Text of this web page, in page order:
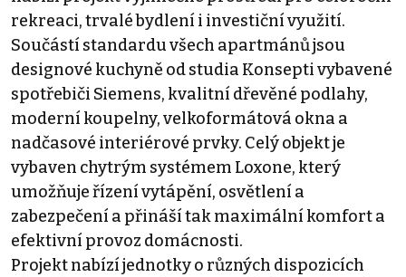
rekreaci, trvalé bydlení i investiční využití.
Součástí standardu všech apartmánů jsou
designové kuchyně od studia Konsepti vybavené
spotřebiči Siemens, kvalitní dřevěné podlahy,
moderní koupelny, velkoformátová okna a
nadčasové interiérové prvky. Celý objekt je
vybaven chytrým systémem Loxone, který
umožňuje řízení vytápění, osvětlení a
zabezpečení a přináší tak maximální komfort a
efektivní provoz domácnosti.
Projekt nabízí jednotky o různých dispozicích